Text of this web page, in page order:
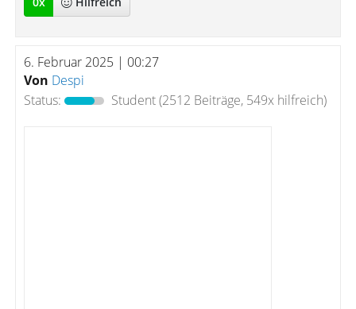
6. Februar 2025 | 00:27
Von Despi
Status:
Student(2512 Beiträge, 549x hilfreich)